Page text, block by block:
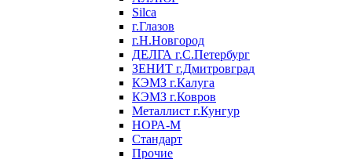
Silca
г.Глазов
г.Н.Новгород
ДЕЛГА г.С.Петербург
ЗЕНИТ г.Дмитровград
КЭМЗ г.Калуга
КЭМЗ г.Ковров
Металлист г.Кунгур
НОРА-М
Стандарт
Прочие